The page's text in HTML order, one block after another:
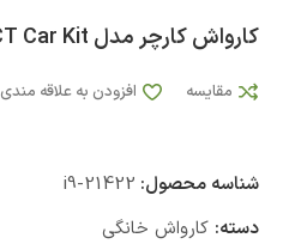
کارواش کارچر مدل K2 COMPACT Car Kit
مقایسه افزودن به علاقه مندی
شناسه محصول: i9-21422
دسته: کارواش خانگی